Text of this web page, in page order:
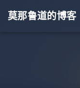
莫那鲁道的博客